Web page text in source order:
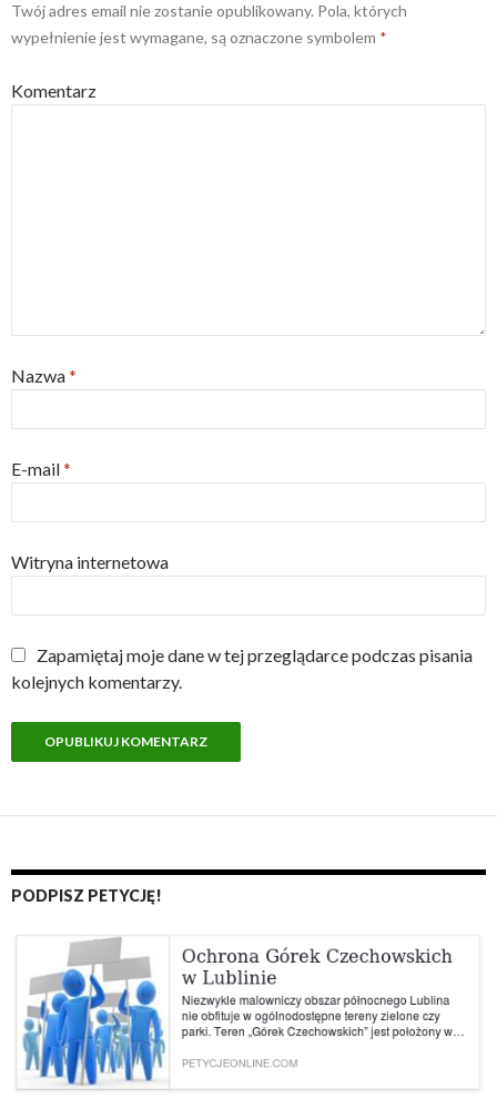
Twój adres email nie zostanie opublikowany. Pola, których
wypełnienie jest wymagane, są oznaczone symbolem *
Komentarz
Nazwa*
E-mail*
Witryna internetowa
Zapamiętaj moje dane w tej przeglądarce podczas pisania
kolejnych komentarzy.
PODPISZ PETYCJĘ!